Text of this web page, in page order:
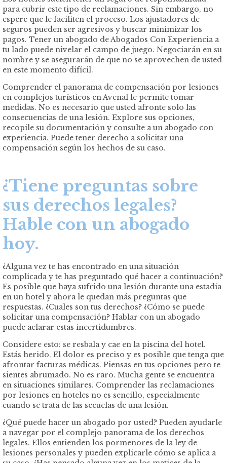
para cubrir este tipo de reclamaciones. Sin embargo, no
espere que le faciliten el proceso. Los ajustadores de
seguros pueden ser agresivos y buscar minimizar los
pagos. Tener un abogado de Abogados Con Experiencia a
tu lado puede nivelar el campo de juego. Negociarán en su
nombre y se asegurarán de que no se aprovechen de usted
en este momento difícil.
Comprender el panorama de compensación por lesiones
en complejos turísticos en Avenal le permite tomar
medidas. No es necesario que usted afronte solo las
consecuencias de una lesión. Explore sus opciones,
recopile su documentación y consulte a un abogado con
experiencia. Puede tener derecho a solicitar una
compensación según los hechos de su caso.
¿Tiene preguntas sobre
sus derechos legales?
Hable con un abogado
hoy.
¿Alguna vez te has encontrado en una situación
complicada y te has preguntado qué hacer a continuación?
Es posible que haya sufrido una lesión durante una estadía
en un hotel y ahora le quedan más preguntas que
respuestas. ¿Cuales son tus derechos? ¿Cómo se puede
solicitar una compensación? Hablar con un abogado
puede aclarar estas incertidumbres.
Considere esto: se resbala y cae en la piscina del hotel.
Estás herido. El dolor es preciso y es posible que tenga que
afrontar facturas médicas. Piensas en tus opciones pero te
sientes abrumado. No es raro. Mucha gente se encuentra
en situaciones similares. Comprender las reclamaciones
por lesiones en hoteles no es sencillo, especialmente
cuando se trata de las secuelas de una lesión.
¿Qué puede hacer un abogado por usted? Pueden ayudarle
a navegar por el complejo panorama de los derechos
legales. Ellos entienden los pormenores de la ley de
lesiones personales y pueden explicarle cómo se aplica a